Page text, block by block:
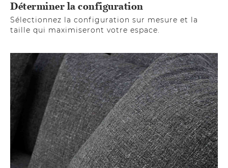
Déterminer la configuration
Sélectionnez la configuration sur mesure et la
taille qui maximiseront votre espace.